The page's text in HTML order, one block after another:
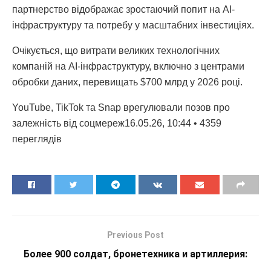
партнерство відображає зростаючий попит на AI-
інфраструктуру та потребу у масштабних інвестиціях.
Очікується, що витрати великих технологічних
компаній на AI-інфраструктуру, включно з центрами
обробки даних, перевищать $700 млрд у 2026 році.
YouTube, TikTok та Snap врегулювали позов про
залежність від соцмереж16.05.26, 10:44 • 4359
переглядiв
Previous Post
Более 900 солдат, бронетехника и артиллерия: